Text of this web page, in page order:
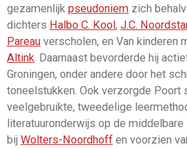
gezamenlijk pseudoniem zich
dichters Halbo C. Kool, J.C.
Pareau verscholen, en Van kinderen
Altink. Daarnaast bevorderde hij
Groningen, onder andere door het
toneelstukken. Ook verzorgde Poort
veelgebruikte, tweedelige
literatuuronderwijs op de
bij Wolters-Noordhoff en voorzien